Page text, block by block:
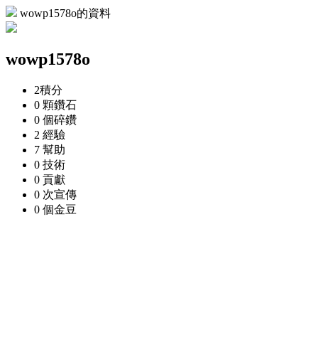
wowp1578o的資料
wowp1578o
2積分
0 顆鑽石
0 個碎鑽
2 經驗
7 幫助
0 技術
0 貢獻
0 次宣傳
0 個金豆